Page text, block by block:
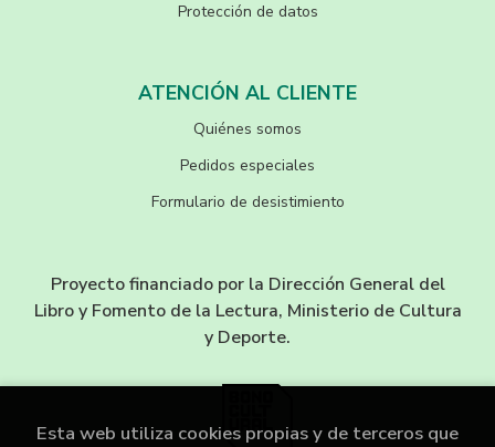
Protección de datos
ATENCIÓN AL CLIENTE
Quiénes somos
Pedidos especiales
Formulario de desistimiento
Proyecto financiado por la Dirección General del
Libro y Fomento de la Lectura, Ministerio de Cultura
y Deporte.
Esta web utiliza cookies propias y de terceros que